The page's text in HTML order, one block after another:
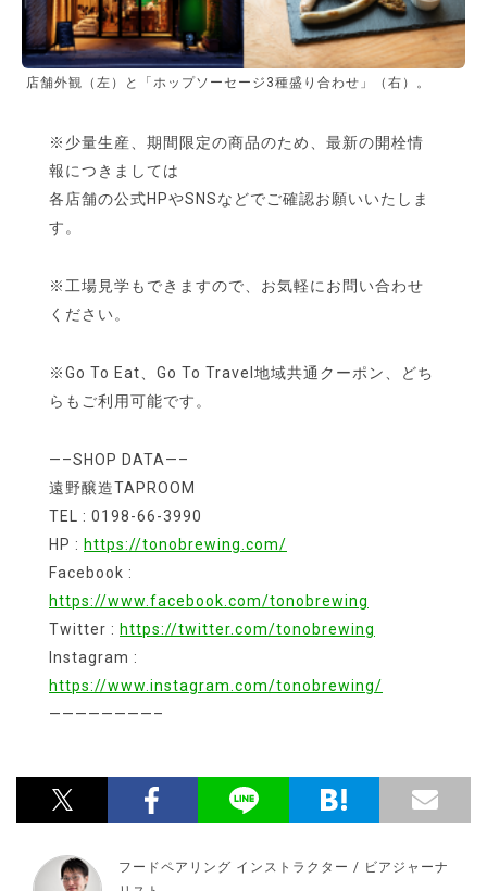
店舗外観（左）と「ホップソーセージ3種盛り合わせ」（右）。
※少量生産、期間限定の商品のため、最新の開栓情
報につきましては
各店舗の公式HPやSNSなどでご確認お願いいたしま
す。
※工場見学もできますので、お気軽にお問い合わせ
ください。
※Go To Eat、Go To Travel地域共通クーポン、どち
らもご利用可能です。
—–SHOP DATA—–
遠野醸造TAPROOM
TEL : 0198-66-3990
HP : https://tonobrewing.com/
Facebook :
https://www.facebook.com/tonobrewing
Twitter : https://twitter.com/tonobrewing
Instagram :
https://www.instagram.com/tonobrewing/
————————–
フードペアリング インストラクター / ビアジャーナ